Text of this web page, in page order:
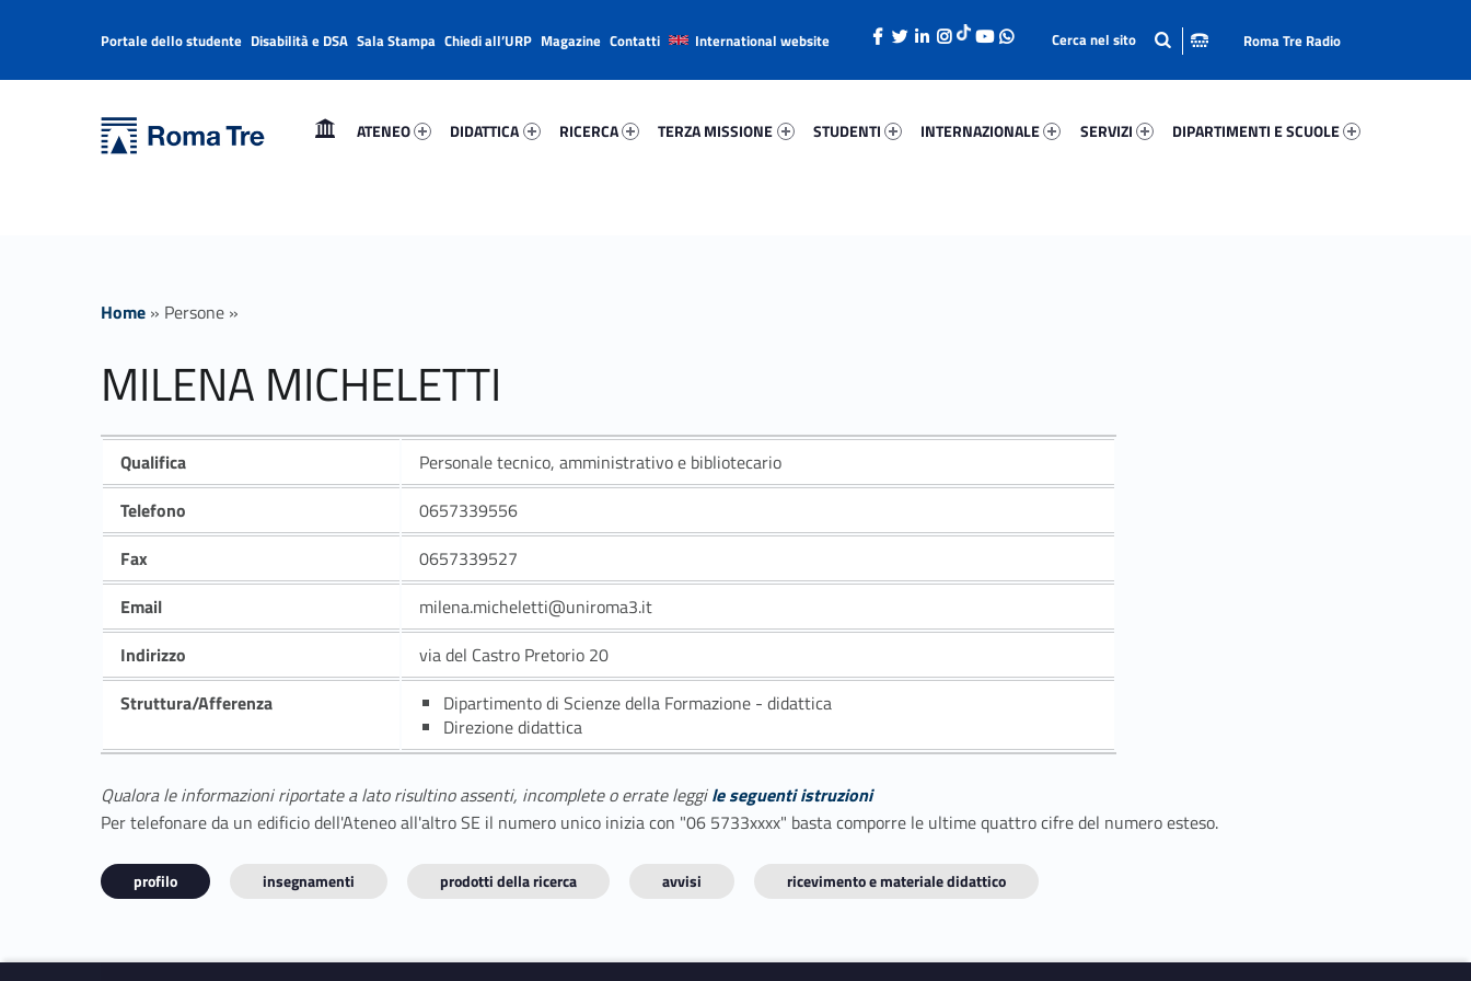
MILENA MICHELETTI - Università Roma Tre
ATENEO
DIDATTICA
RICERCA
TERZA MISSIONE
STUDENTI
INTERNAZIONALE
SERVIZI
DIPARTIMENTI E SCUOLE
Header info sidebar
Portale dello studente Disabilità e DSA Sala Stampa Chiedi all’URP Magazine Contatti International website Roma Tre Radio
Home » Persone »
MILENA MICHELETTI
Qualifica
Personale tecnico, amministrativo e bibliotecario
Telefono
0657339556
Fax
0657339527
Email
milena.micheletti@uniroma3.it
Indirizzo
via del Castro Pretorio 20
Struttura/Afferenza
Dipartimento di Scienze della Formazione - didattica
Direzione didattica
Qualora le informazioni riportate a lato risultino assenti, incomplete o errate leggile seguenti istruzioni
Per telefonare da un edificio dell'Ateneo all'altro SE il numero unico inizia con "06 5733xxxx" basta comporre le ultime quattro cifre del numero esteso.
profilo insegnamenti prodotti della ricerca avvisi ricevimento e materiale didattico